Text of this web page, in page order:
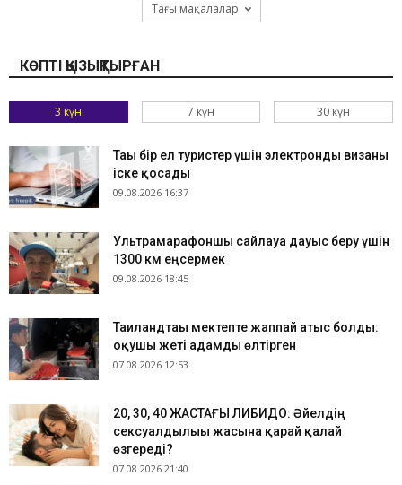
Тағы мақалалар
КӨПТІ ҚЫЗЫҚТЫРҒАН
3 күн 7 күн 30 күн
Тағы бір ел туристер үшін электронды визаны
іске қосады
09.08.2026 16:37
Ультрамарафоншы сайлауға дауыс беру үшін
1300 км еңсермек
09.08.2026 18:45
Таиландтағы мектепте жаппай атыс болды:
оқушы жеті адамды өлтірген
07.08.2026 12:53
​20, 30, 40 ЖАСТАҒЫ ЛИБИДО: Әйелдің
сексуалдылығы жасына қарай қалай
өзгереді?
07.08.2026 21:40